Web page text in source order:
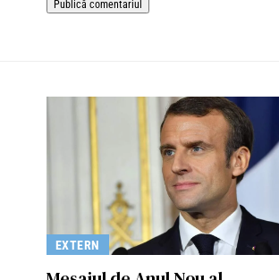
EXTERN